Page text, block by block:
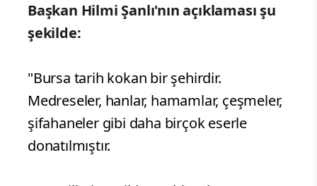
Başkan Hilmi Şanlı'nın açıklaması şu
şekilde:
"Bursa tarih kokan bir şehirdir.
Medreseler, hanlar, hamamlar, çeşmeler,
şifahaneler gibi daha birçok eserle
donatılmıştır.